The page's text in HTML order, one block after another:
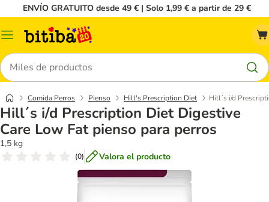
ENVÍO GRATUITO desde 49 € | Solo 1,99 € a partir de 29 €
Menú
Buscar
Comida Perros Pienso Hill's Prescription Diet Hill´s i/d
Hill´s i/d Prescription Diet Digestive
Care Low Fat pienso para perros
1,5 kg
(0) Valora el producto